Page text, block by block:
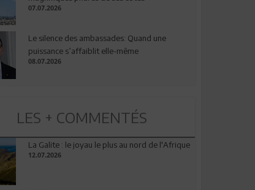
07.07.2026
Le silence des ambassades: Quand une
puissance s’affaiblit elle-même
08.07.2026
LES + COMMENTÉS
La Galite : le joyau le plus au nord de l'Afrique
12.07.2026